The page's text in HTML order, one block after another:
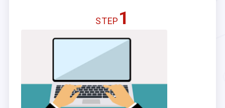
STEP 1